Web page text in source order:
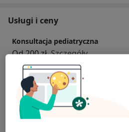
Usługi i ceny
Konsultacja pediatryczna
Od 200 zł Szczegóły
Konsultacja pediatryczna (pierwsza
wizyta)
250 zł Szczegóły